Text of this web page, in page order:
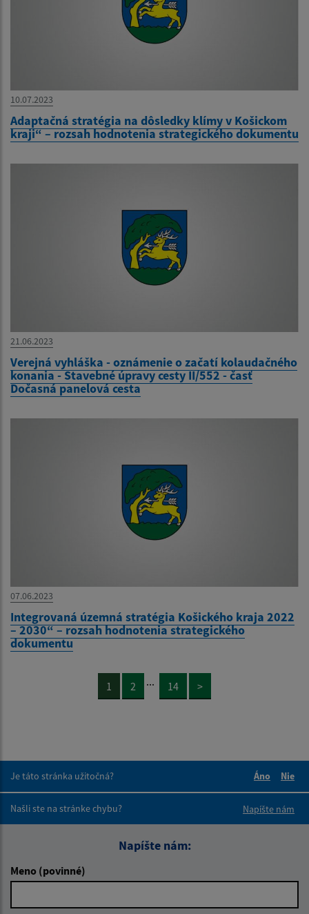
10.07.2023
Adaptačná stratégia na dôsledky klímy v Košickom
kraji“ – rozsah hodnotenia strategického dokumentu
21.06.2023
Verejná vyhláška - oznámenie o začatí kolaudačného
konania - Stavebné úpravy cesty II/552 - časť
Dočasná panelová cesta
07.06.2023
Integrovaná územná stratégia Košického kraja 2022
– 2030“ – rozsah hodnotenia strategického
dokumentu
1 2 ... 14 >
Je táto stránka užitočná?
Áno
Nie
Našli ste na stránke chybu?
Napíšte nám
Napíšte nám:
Meno (povinné)